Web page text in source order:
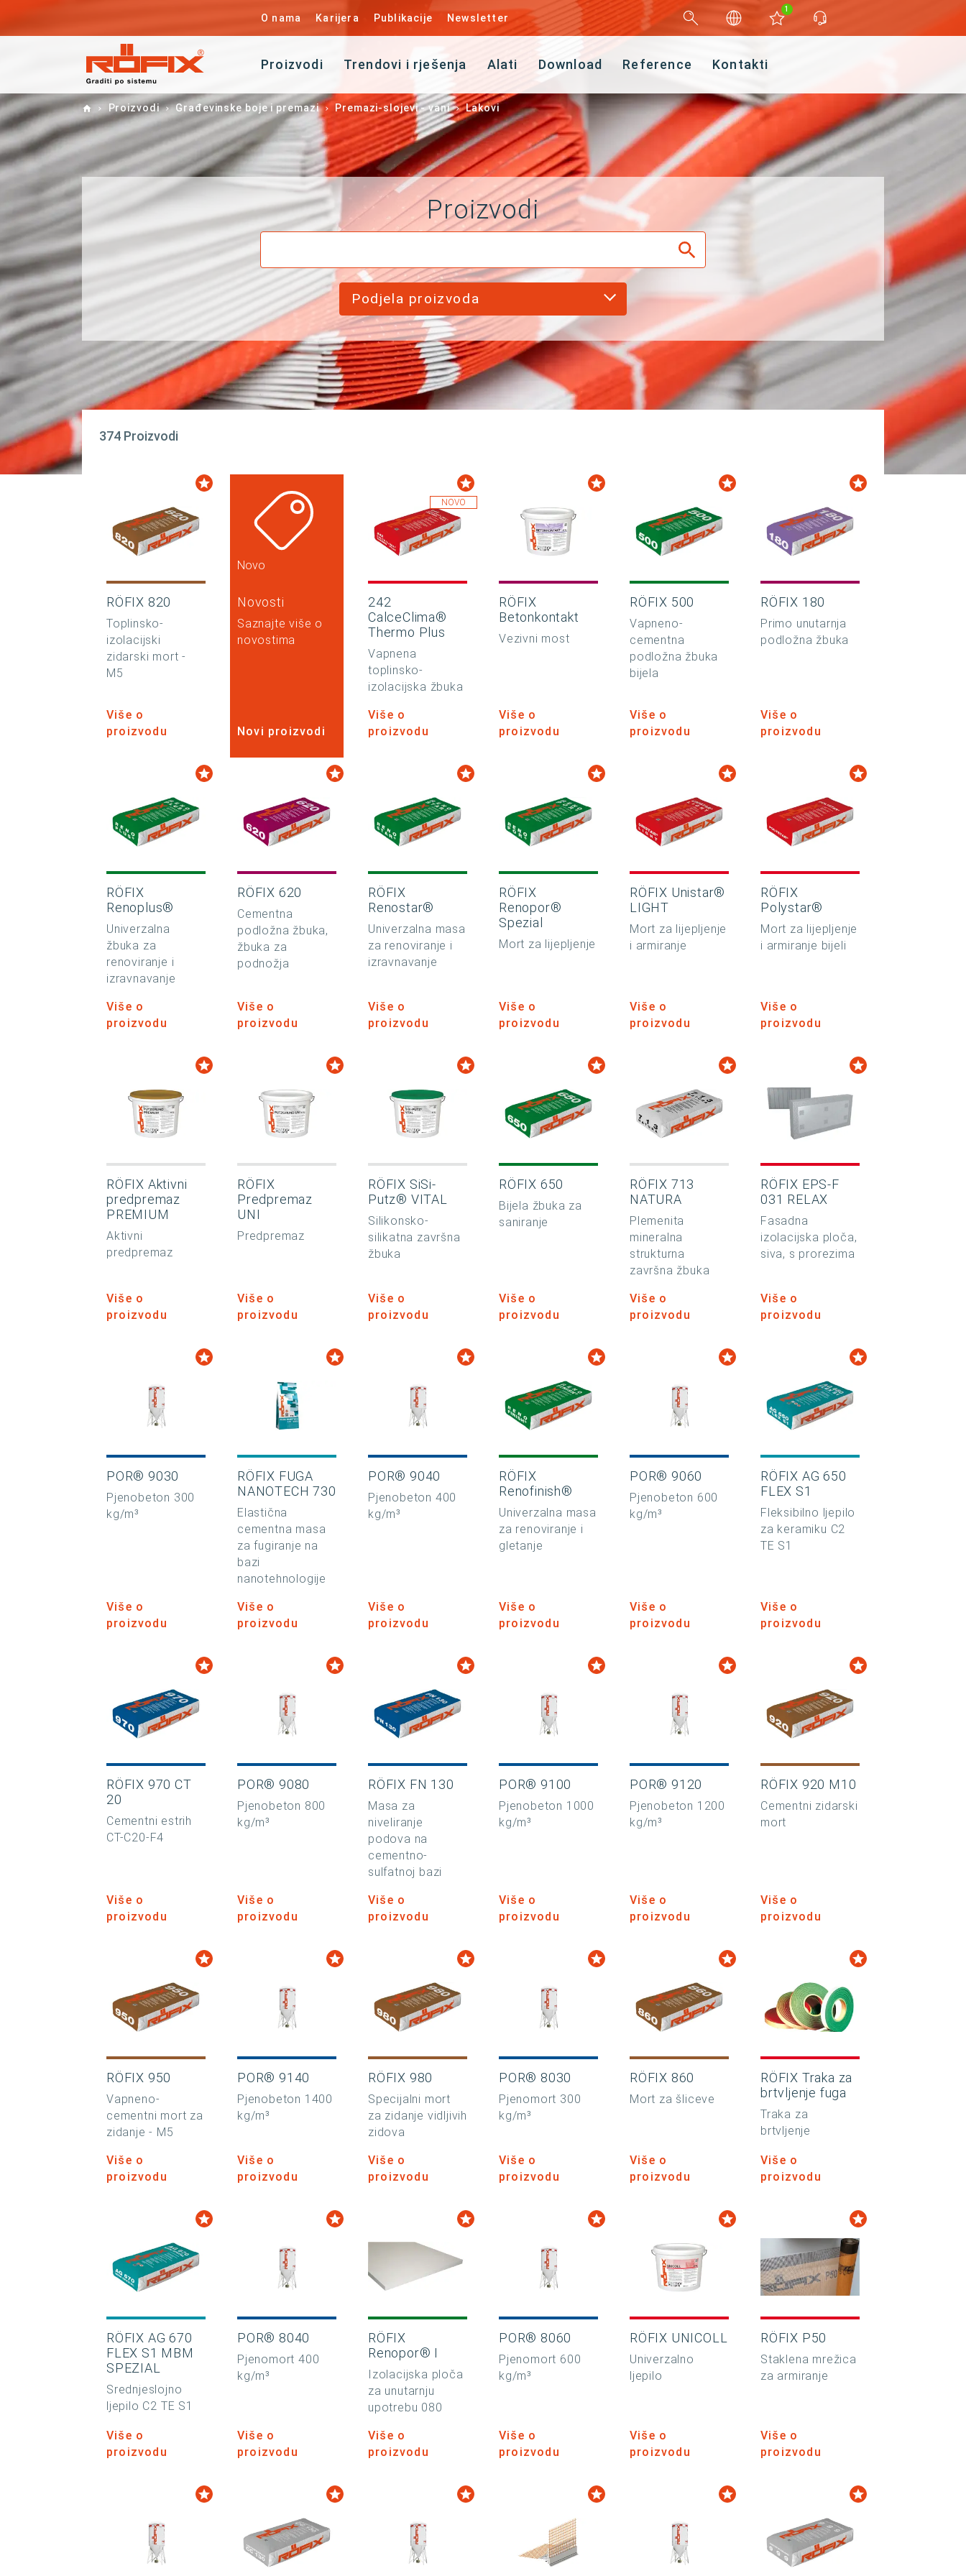
O nama Karijera Publikacije Newsletter
1
Proizvodi Trendovi i rješenja Alati Download Reference Kontakti
HomeProizvodi Građevinske boje i premazi Premazi-slojevi - vani Lakovi
Proizvodi
Podjela proizvoda
374 Proizvodi
RÖFIX 820
Toplinsko-
izolacijski
zidarski mort -
M5
Više o
proizvodu
Novo
Novosti
Saznajte više o
novostima
Novi proizvodi
NOVO
242
CalceClima®
Thermo Plus
Vapnena
toplinsko-
izolacijska žbuka
Više o
proizvodu
RÖFIX
Betonkontakt
Vezivni most
Više o
proizvodu
RÖFIX 500
Vapneno-
cementna
podložna žbuka
bijela
Više o
proizvodu
RÖFIX 180
Primo unutarnja
podložna žbuka
Više o
proizvodu
RÖFIX
Renoplus®
Univerzalna
žbuka za
renoviranje i
izravnavanje
Više o
proizvodu
RÖFIX 620
Cementna
podložna žbuka,
žbuka za
podnožja
Više o
proizvodu
RÖFIX
Renostar®
Univerzalna masa
za renoviranje i
izravnavanje
Više o
proizvodu
RÖFIX
Renopor®
Spezial
Mort za lijepljenje
Više o
proizvodu
RÖFIX Unistar®
LIGHT
Mort za lijepljenje
i armiranje
Više o
proizvodu
RÖFIX
Polystar®
Mort za lijepljenje
i armiranje bijeli
Više o
proizvodu
RÖFIX Aktivni
predpremaz
PREMIUM
Aktivni
predpremaz
Više o
proizvodu
RÖFIX
Predpremaz
UNI
Predpremaz
Više o
proizvodu
RÖFIX SiSi-
Putz® VITAL
Silikonsko-
silikatna završna
žbuka
Više o
proizvodu
RÖFIX 650
Bijela žbuka za
saniranje
Više o
proizvodu
RÖFIX 713
NATURA
Plemenita
mineralna
strukturna
završna žbuka
Više o
proizvodu
RÖFIX EPS-F
031 RELAX
Fasadna
izolacijska ploča,
siva, s prorezima
Više o
proizvodu
POR® 9030
Pjenobeton 300
kg/m³
Više o
proizvodu
RÖFIX FUGA
NANOTECH 730
Elastična
cementna masa
za fugiranje na
bazi
nanotehnologije
Više o
proizvodu
POR® 9040
Pjenobeton 400
kg/m³
Više o
proizvodu
RÖFIX
Renofinish®
Univerzalna masa
za renoviranje i
gletanje
Više o
proizvodu
POR® 9060
Pjenobeton 600
kg/m³
Više o
proizvodu
RÖFIX AG 650
FLEX S1
Fleksibilno ljepilo
za keramiku C2
TE S1
Više o
proizvodu
RÖFIX 970 CT
20
Cementni estrih
CT-C20-F4
Više o
proizvodu
POR® 9080
Pjenobeton 800
kg/m³
Više o
proizvodu
RÖFIX FN 130
Masa za
niveliranje
podova na
cementno-
sulfatnoj bazi
Više o
proizvodu
POR® 9100
Pjenobeton 1000
kg/m³
Više o
proizvodu
POR® 9120
Pjenobeton 1200
kg/m³
Više o
proizvodu
RÖFIX 920 M10
Cementni zidarski
mort
Više o
proizvodu
RÖFIX 950
Vapneno-
cementni mort za
zidanje - M5
Više o
proizvodu
POR® 9140
Pjenobeton 1400
kg/m³
Više o
proizvodu
RÖFIX 980
Specijalni mort
za zidanje vidljivih
zidova
Više o
proizvodu
POR® 8030
Pjenomort 300
kg/m³
Više o
proizvodu
RÖFIX 860
Mort za šliceve
Više o
proizvodu
RÖFIX Traka za
brtvljenje fuga
Traka za
brtvljenje
Više o
proizvodu
RÖFIX AG 670
FLEX S1 MBM
SPEZIAL
Srednjeslojno
ljepilo C2 TE S1
Više o
proizvodu
POR® 8040
Pjenomort 400
kg/m³
Više o
proizvodu
RÖFIX
Renopor® I
Izolacijska ploča
za unutarnju
upotrebu 080
Više o
proizvodu
POR® 8060
Pjenomort 600
kg/m³
Više o
proizvodu
RÖFIX UNICOLL
Univerzalno
ljepilo
Više o
proizvodu
RÖFIX P50
Staklena mrežica
za armiranje
Više o
proizvodu